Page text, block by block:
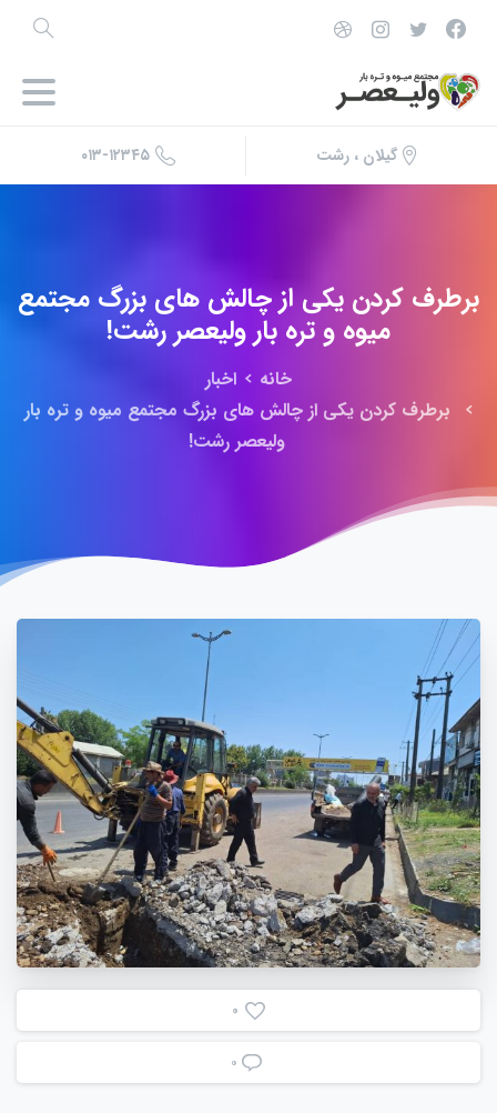
گیلان ، رشت ۰۱۳-۱۲۳۴۵
برطرف کردن یکی ازچالش های بزرگ مجتمع
میوه و تره بار ولیعصر رشت!
خانه
اخبار
برطرف کردن یکی از چالش های بزرگ مجتمع میوه و تره بار
ولیعصر رشت!
0
۰